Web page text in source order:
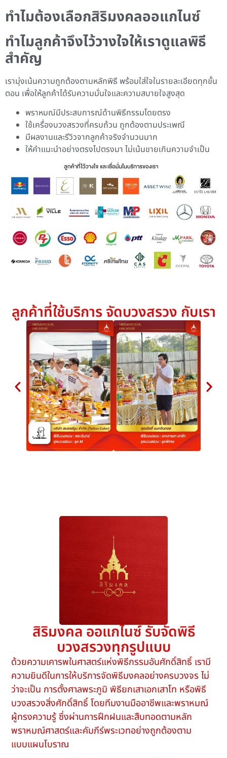
ทำไมต้องเลือกสิริมงคลออแกไนซ์
ทำไมลูกค้าจึงไว้วางใจให้เราดูแลพิธี
สำคัญ
เรามุ่งเน้นความถูกต้องตามหลักพิธี พร้อมใส่ใจในรายละเอียดทุกขั้น
ตอน เพื่อให้ลูกค้าได้รับความมั่นใจและความสบายใจสูงสุด
พราหมณ์มีประสบการณ์ด้านพิธีกรรมโดยตรง
ใช้เครื่องบวงสรวงที่ครบถ้วน ถูกต้องตามประเพณี
มีผลงานและรีวิวจากลูกค้าจริงจำนวนมาก
ให้คำแนะนำอย่างตรงไปตรงมา ไม่เน้นขายเกินความจำเป็น
ลูกค้าที่ใช้บริการ จัดบวงสรวง กับเรา
สิริมงคล ออแกไนซ์ รับจัดพิธี
บวงสรวงทุกรูปแบบ
ด้วยความเคารพในศาสตร์แห่งพิธีกรรมอันศักดิ์สิทธิ์ เรามี
ความยินดีในการให้บริการจัดพิธีมงคลอย่างครบวงจร ไม่
ว่าจะเป็น การตั้งศาลพระภูมิ พิธียกเสาเอกเสาโท หรือพิธี
บวงสรวงสิ่งศักดิ์สิทธิ์ โดยทีมงานมืออาชีพและพราหมณ์
ผู้ทรงความรู้ ซึ่งผ่านการฝึกฝนและสืบทอดตามหลัก
พราหมณ์ศาสตร์และคัมภีร์พระเวทอย่างถูกต้องตาม
แบบแผนโบราณ